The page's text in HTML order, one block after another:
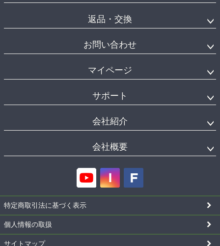
返品・交換
お問い合わせ
マイページ
サポート
会社紹介
会社概要
特定商取引法に基づく表示
個人情報の取扱
サイトマップ